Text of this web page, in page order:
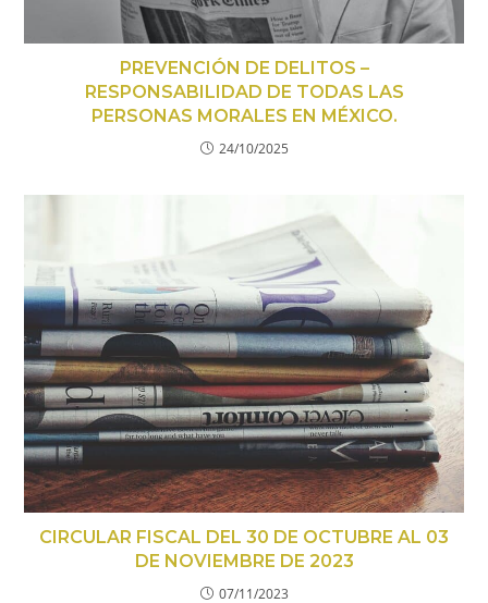
PREVENCIÓN DE DELITOS –
RESPONSABILIDAD DE TODAS LAS
PERSONAS MORALES EN MÉXICO.
24/10/2025
CIRCULAR FISCAL DEL 30 DE OCTUBRE AL 03
DE NOVIEMBRE DE 2023
07/11/2023